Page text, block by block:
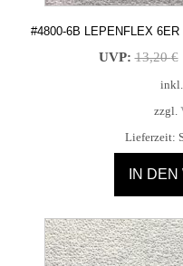
#4800-6B LEPENFLEX
UVP: 13,20€
inkl.
zzgl.
Lieferzeit:
IN